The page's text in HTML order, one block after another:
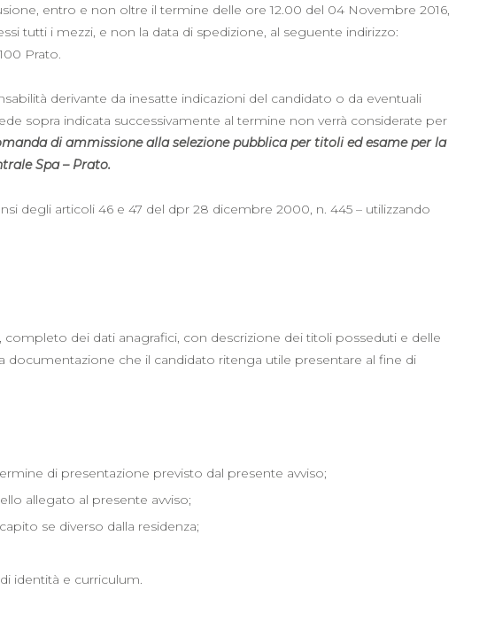
entro e non oltre il termine delle ore 12.00 del 04 Novembre 2016,
tutti i mezzi, e non la data di spedizione, al seguente indirizzo:
Prato.
derivante da inesatte indicazioni del candidato o da eventuali
sopra indicata successivamente al termine non verrà considerate per
di ammissione alla selezione pubblica per titoli ed esame per la
Spa – Prato.
degli articoli 46 e 47 del dpr 28 dicembre 2000, n. 445 – utilizzando
dei dati anagrafici, con descrizione dei titoli posseduti e delle
che il candidato ritenga utile presentare al fine di
di presentazione previsto dal presente avviso;
allegato al presente avviso;
se diverso dalla residenza;
identità e curriculum.